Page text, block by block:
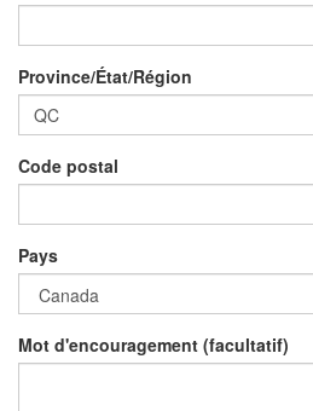
Province/État/Région
Code postal
Pays
Mot d'encouragement (facultatif)